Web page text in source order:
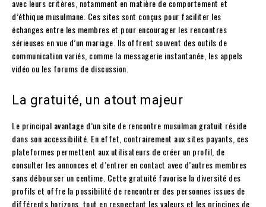
avec leurs critères, notamment en matière de comportement et
d’éthique musulmane. Ces sites sont conçus pour faciliter les
échanges entre les membres et pour encourager les rencontres
sérieuses en vue d’un mariage. Ils offrent souvent des outils de
communication variés, comme la messagerie instantanée, les appels
vidéo ou les forums de discussion.
La gratuité, un atout majeur
Le principal avantage d’un site de rencontre musulman gratuit réside
dans son accessibilité. En effet, contrairement aux sites payants, ces
plateformes permettent aux utilisateurs de créer un profil, de
consulter les annonces et d’entrer en contact avec d’autres membres
sans débourser un centime. Cette gratuité favorise la diversité des
profils et offre la possibilité de rencontrer des personnes issues de
différents horizons, tout en respectant les valeurs et les principes de